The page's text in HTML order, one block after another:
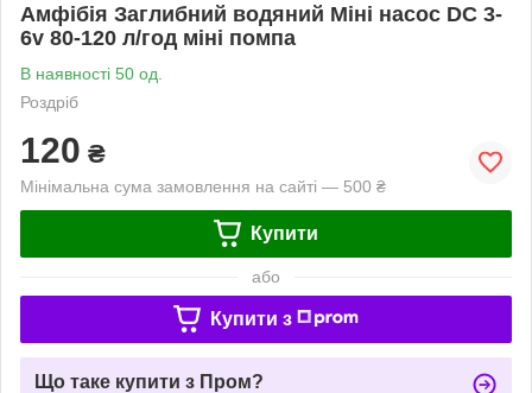
Амфібія Заглибний водяний Міні насос DC 3-
6v 80-120 л/год міні помпа
В наявності 50 од.
Роздріб
120 ₴
Мінімальна сума замовлення на сайті — 500 ₴
Купити
або
Купити з
Що таке купити з Пром?